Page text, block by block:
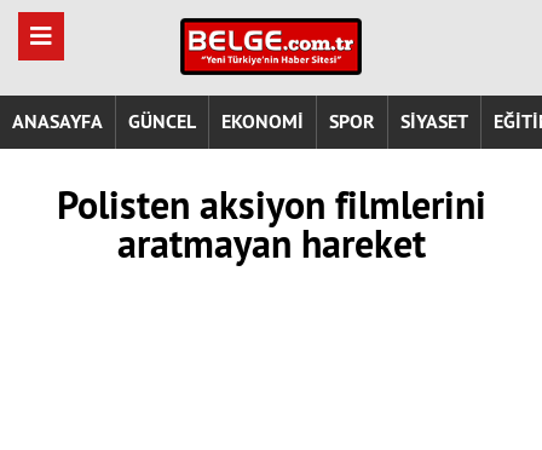
ANASAYFA GÜNCEL EKONOMİ SPOR SİYASET
Polisten aksiyon filmlerini
aratmayan hareket